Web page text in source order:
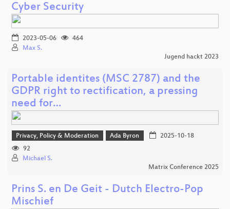
Cyber Security
2023-05-06
464
Max S.
Jugend hackt 2023
Portable identites (MSC 2787) and the
GDPR right to rectification, a pressing
need for…
Privacy, Policy & Moderation Ada Byron
2025-10-18
92
Michael S.
Matrix Conference 2025
Prins S. en De Geit - Dutch Electro-Pop
Mischief